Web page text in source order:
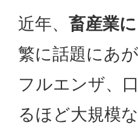
近年、 畜産業
繁に話題にあ
フルエンザ、
るほど大規模